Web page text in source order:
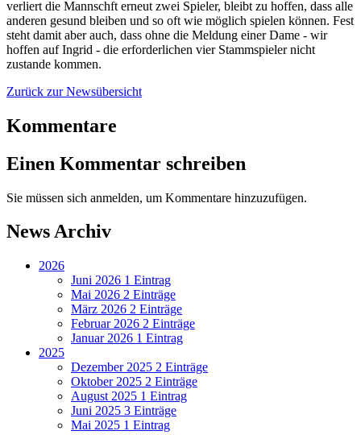
verliert die Mannschft erneut zwei Spieler, bleibt zu hoffen, dass alle
anderen gesund bleiben und so oft wie möglich spielen können. Fest
steht damit aber auch, dass ohne die Meldung einer Dame - wir
hoffen auf Ingrid - die erforderlichen vier Stammspieler nicht
zustande kommen.
Zurück zur Newsübersicht
Kommentare
Einen Kommentar schreiben
Sie müssen sich anmelden, um Kommentare hinzuzufügen.
News Archiv
2026
Juni 2026 1 Eintrag
Mai 2026 2 Einträge
März 2026 2 Einträge
Februar 2026 2 Einträge
Januar 2026 1 Eintrag
2025
Dezember 2025 2 Einträge
Oktober 2025 2 Einträge
August 2025 1 Eintrag
Juni 2025 3 Einträge
Mai 2025 1 Eintrag